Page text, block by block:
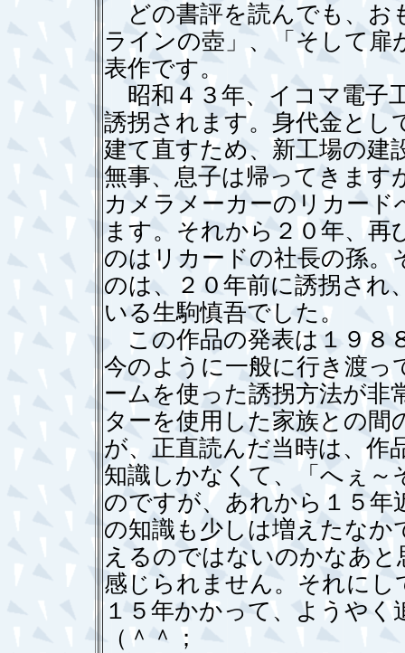
どの書評を読んでも、お
ラインの壺」、「そして扉
表作です。
昭和４３年、イコマ電子
誘拐されます。身代金とし
建て直すため、新工場の建
無事、息子は帰ってきます
カメラメーカーのリカー
ます。それから２０年、
のはリカードの社長の孫。
のは、２０年前に誘拐され
いる生駒慎吾でした。
この作品の発表は１９８
今のように一般に行き渡っ
ームを使った誘拐方法が非
ターを使用した家族との間
が、正直読んだ当時は、作
知識しかなくて、「へぇ
のですが、あれから１５年
の知識も少しは増えたなか
えるのではないのかなあ
感じられません。それに
１５年かかって、ようや
（＾＾；